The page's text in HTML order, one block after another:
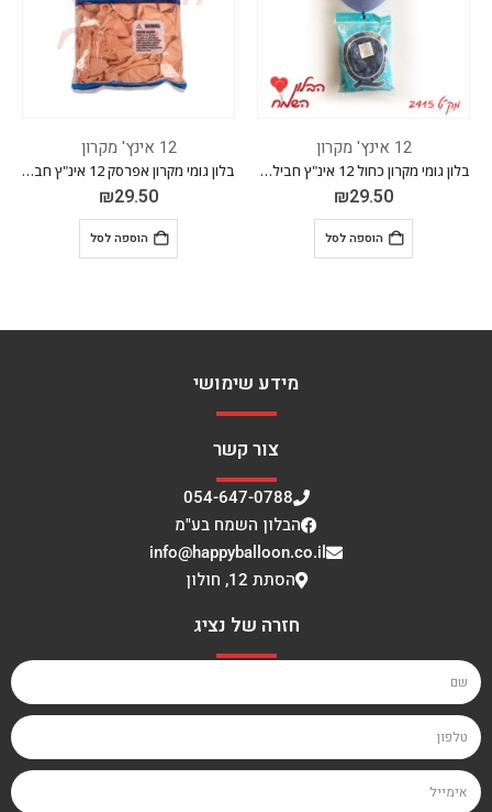
12 אינץ' מקרון
בלון גומי מקרון כחול 12 אינ"ץ חבילה של 100 יח'
₪29.50
הוספה לסל
12 אינץ' מקרון
בלון גומי מקרון אפרסק 12 אינ"ץ חבילה של 100 יח'
₪29.50
הוספה לסל
מידע שימושי
צור קשר
054-647-0788
הבלון השמח בע"מ
info@happyballoon.co.il
הסתת 12, חולון
חזרה של נציג